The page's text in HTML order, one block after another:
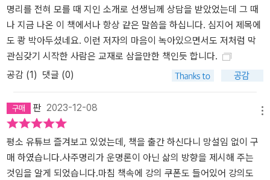
명리를 전혀 모를 때 지인 소개로 선생님께 상담을 받았었는데 그 때
나 지금 나온 이 책에서나 항상 같은 말씀을 하십니다. 심지어 제목에
도 쾅 박아두셨네요. 이런 저자의 마음이 녹아있으면서도 저처럼 막
관심갖기 시작한 사람은 교재로 삼을만한 책인듯 합니다.
공감 (1) 댓글 (0)
판 2023-12-08
평소 유튜브 즐겨보고 있었는데, 책을 출간 하신다니 망설임 없이 구
매 하였습니다.사주명리가 운명론이 아닌 삶의 방향을 제시해 주는
것임을 알게 되었습니다.마침 책속에 강의 쿠폰도 들어있어 강의도